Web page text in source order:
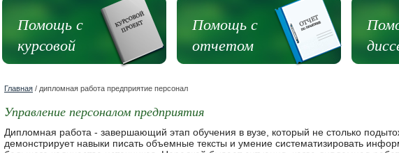
Помощь с
курсовой
Помощь с
отчетом
Главная / дипломная работа предприятие персонал
Управление персоналом предприятия
Дипломная работа - завершающий этап обучения в вузе, который не столько
демонстрирует навыки писать объемные тексты и умение систематизировать